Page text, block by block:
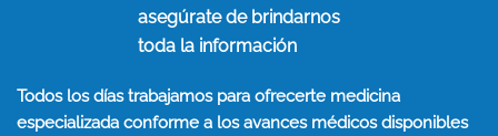
asegúrate de brindarnos
toda la información
Todos los días trabajamos para ofrecerte medicina
especializada conforme a los avances médicos disponibles